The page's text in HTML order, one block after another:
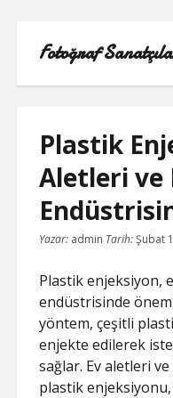
Fotoğraf
SPOTIFY
TWITTER
YOUTUBE
Plastik
Aletleri ve
Yazar: admin Tarih:Şubat
Plastik enjeksiyon,
endüstrisinde
yöntem, çeşitli
enjekte edilerek
sağlar. Ev aletleri
plastik enjeksiyonu,